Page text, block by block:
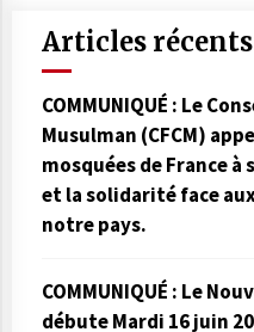
Articles récents
COMMUNIQUÉ : Le
Musulman (CFCM)
mosquées de France
et la solidarité face
notre pays.
COMMUNIQUÉ : Le
débute Mardi 16 juin